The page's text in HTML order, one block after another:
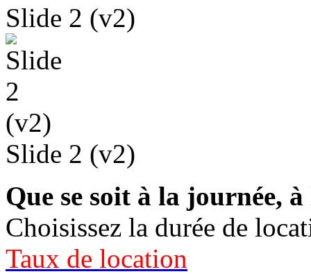
Slide 2 (v2)
Slide 2 (v2)
Que se soit à la journée,
Choisissez la durée de
Taux de location